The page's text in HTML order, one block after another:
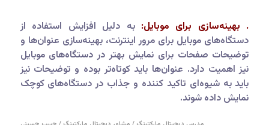
. بهینه‌سازی برای موبایل: به دلیل افزایش استفاده از
دستگاه‌های موبایل برای مرور اینترنت، بهینه‌سازی عنوان‌ها و
توضیحات صفحات برای نمایش بهتر در دستگاه‌های موبایل
نیز اهمیت دارد. عنوان‌ها باید کوتاه‌تر بوده و توضیحات نیز
باید به شیوه‌ای تاکید کننده و جذاب در دستگاه‌های کوچک
نمایش داده شوند.